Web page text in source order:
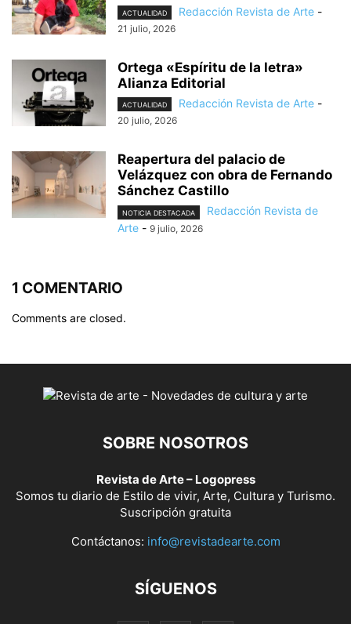
ACTUALIDAD Redacción Revista de Arte -
21 julio, 2026
Ortega «Espíritu de la letra»
Alianza Editorial
ACTUALIDAD Redacción Revista de Arte -
20 julio, 2026
Reapertura del palacio de
Velázquez con obra de Fernando
Sánchez Castillo
NOTICIA DESTACADA
Redacción Revista de
Arte - 9 julio, 2026
1 COMENTARIO
Comments are closed.
SOBRE NOSOTROS
Revista de Arte – Logopress
Somos tu diario de Estilo de vivir, Arte, Cultura y Turismo.
Suscripción gratuita
Contáctanos: info@revistadearte.com
SÍGUENOS